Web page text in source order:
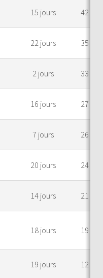
15 jours 42
22 jours 35
2 jours 33
16 jours 27
7 jours 26
20 jours 24
14 jours 21
18 jours 19
19 jours 12